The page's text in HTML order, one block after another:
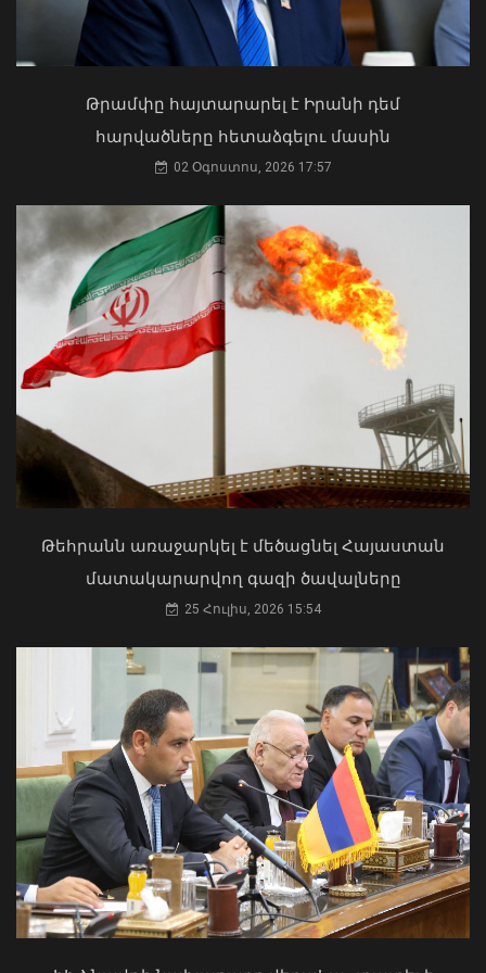
Փոխվարչապետ Տիգրան
Խաչատրյանը մասնակցել է
Շինարարի օրվան նվիրված
միջոցառմանը
07 Օգոստոս, 2026 21:53
Վայոց ձորի քրեական ոստիկանները
դանակահարության դեպք են
բացահայտել․ կատարվում է
նախաքննություն
07 Օգոստոս, 2026 21:30
նախագահին
04 Օգոստոս, 2026 17:41
Ի՞նչ ուղերձ էր ոտքի չկանգնելը.
Աղաջանյանը` ընդդիմությանը
02 Օգոստոս, 2026 15:22
Մկրտության արարողությունից հետո
Արտաշատում 14 մարդ թունավորման
ախտանիշներով դիմել է ԲԿ. ՀՎԿԱԿ
02 Օգոստոս, 2026 15:06
Թրամփը հայտարարել է Իրանի դեմ
հարվածները հետաձգելու մասին
02 Օգոստոս, 2026 17:57
Թեհրանն առաջարկել է մեծացնել Հայաստան
մատակարարվող գազի ծավալները
25 Հուլիս, 2026 15:54